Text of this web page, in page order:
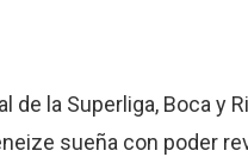
de la Superliga, Boca y
sueña con poder